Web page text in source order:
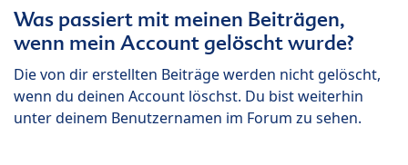
Was passiert mit meinen Beiträgen,
wenn mein Account gelöscht wurde?
Die von dir erstellten Beiträge werden nicht gelöscht,
wenn du deinen Account löschst. Du bist weiterhin
unter deinem Benutzernamen im Forum zu sehen.